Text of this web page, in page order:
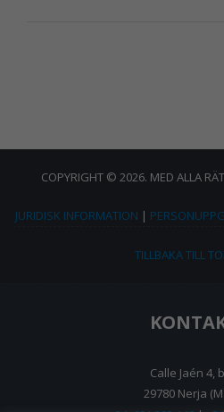
COPYRIGHT © 2026. MED ALLA
JURIDISK INFORMATION |
TILLBAKA TILL
Calle Jaén 4,
29780 Nerja